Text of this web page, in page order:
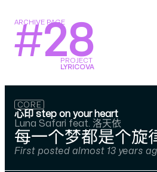
ARCHIVE PAGE
#28
PROJECT
LYRICOVA
心印 step on your heart
Luna Safari feat. 洛天依
CORE
每一个梦都是个旋
First posted almost 13 years